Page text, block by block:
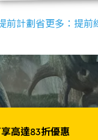
前計劃省更多：提前
高達83折優惠